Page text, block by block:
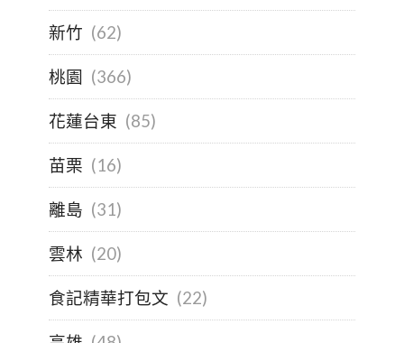
新竹 (62)
桃園 (366)
花蓮台東 (85)
苗栗 (16)
離島 (31)
雲林 (20)
食記精華打包文 (22)